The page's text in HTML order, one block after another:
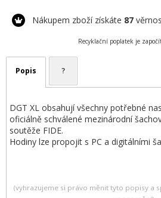
Nákupem zboží získáte 87
Recyklační poplatek je
Popis ?
DGT XL obsahují všechny potřebné
oficiálně schválené mezinárodní
soutěže FIDE.
Hodiny lze propojit s PC a digitálními
(vyhrazujeme si právo měnit tyto popisy a